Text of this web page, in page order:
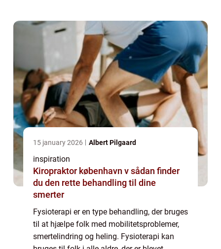
15 january 2026 Albert Pilgaard
inspiration
Kiropraktor københavn v sådan finder
du den rette behandling til dine
smerter
Fysioterapi er en type behandling, der bruges
til at hjælpe folk med mobilitetsproblemer,
smertelindring og heling. Fysioterapi kan